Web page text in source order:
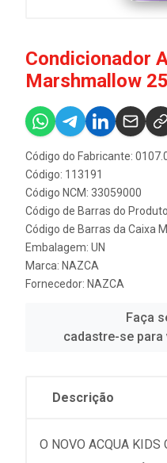
Condicionador
Marshmallow
Código do Fabricante:
Código: 113191
Código NCM: 33059000
Código de Barras do
Código de Barras da Caixa
Embalagem: UN
Marca: NAZCA
Fornecedor: NAZCA
Faça
cadastre-se
Descrição
O NOVO ACQUA KIDS